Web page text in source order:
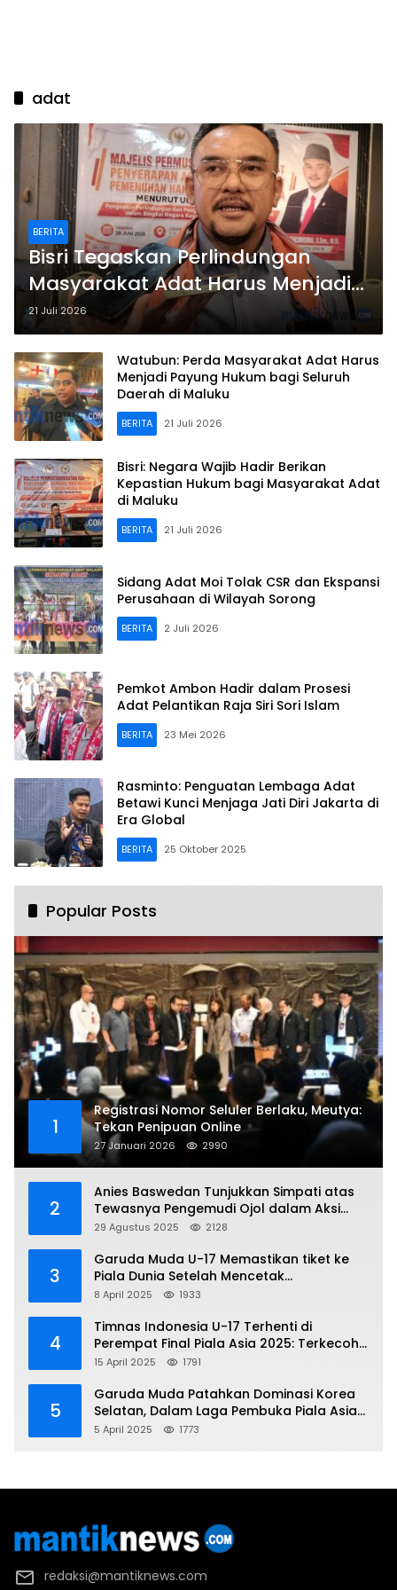
adat
BERITA
Bisri Tegaskan Perlindungan
Masyarakat Adat Harus Menjadi
Gerakan Bersama Bukan Sekadar
Wacana
21 Juli 2026
Watubun: Perda Masyarakat Adat Harus
Menjadi Payung Hukum bagi Seluruh
Daerah di Maluku
BERITA 21 Juli 2026
Bisri: Negara Wajib Hadir Berikan
Kepastian Hukum bagi Masyarakat Adat
di Maluku
BERITA 21 Juli 2026
Sidang Adat Moi Tolak CSR dan Ekspansi
Perusahaan di Wilayah Sorong
BERITA 2 Juli 2026
Pemkot Ambon Hadir dalam Prosesi
Adat Pelantikan Raja Siri Sori Islam
BERITA 23 Mei 2026
Rasminto: Penguatan Lembaga Adat
Betawi Kunci Menjaga Jati Diri Jakarta di
Era Global
BERITA 25 Oktober 2025
Popular Posts
1
Registrasi Nomor Seluler Berlaku, Meutya:
Tekan Penipuan Online
27 Januari 2026 2990
2
Anies Baswedan Tunjukkan Simpati atas
Tewasnya Pengemudi Ojol dalam Aksi
Demo
29 Agustus 2025 2128
3
Garuda Muda U-17 Memastikan tiket ke
Piala Dunia Setelah Mencetak
Kemenangan Gemilang atas Yaman 4-1 di
8 April 2025 1933
4
Timnas Indonesia U-17 Terhenti di
Perempat Final Piala Asia 2025: Terkecoh
Korea Utara
15 April 2025 1791
5
Garuda Muda Patahkan Dominasi Korea
Selatan, Dalam Laga Pembuka Piala Asia
2025 U-17
5 April 2025 1773
redaksi@mantiknews.com